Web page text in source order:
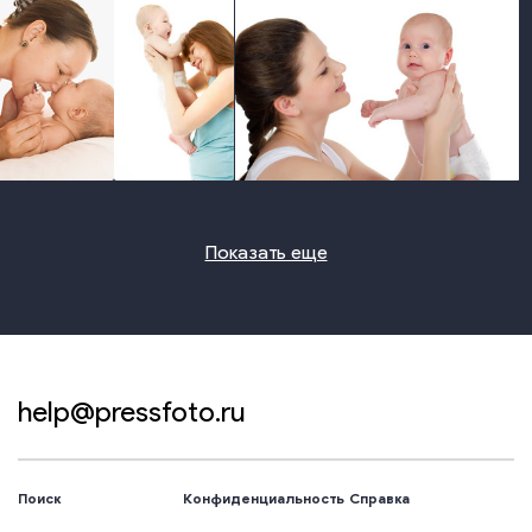
photo photo photo
Показать еще
help@pressfoto.ru
Поиск Конфиденциальность Справка